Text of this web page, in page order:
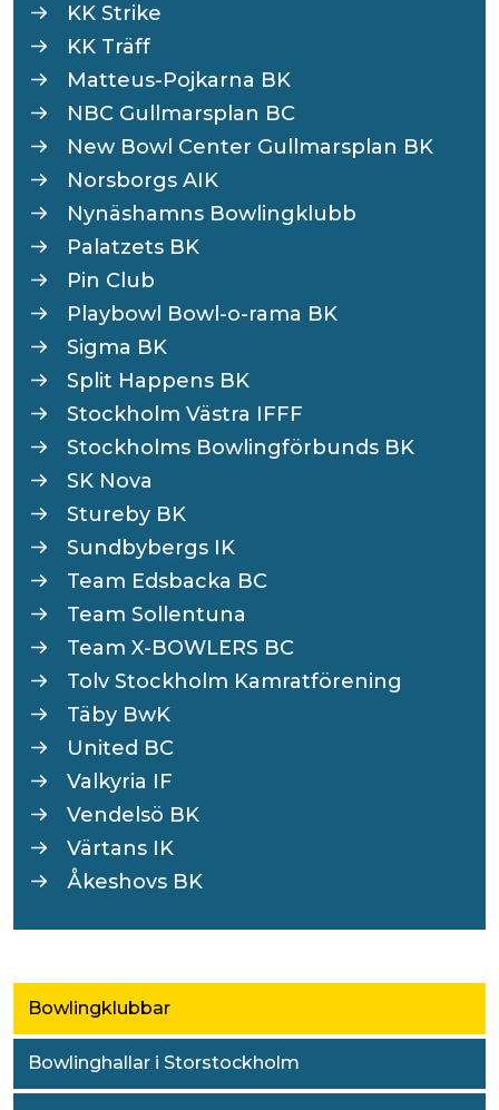
Bowlingklubbar
Bowlinghallar i Storstockholm
KK Strike
KK Träff
Matteus-Pojkarna BK
NBC Gullmarsplan BC
New Bowl Center Gullmarsplan BK
Norsborgs AIK
Nynäshamns Bowlingklubb
Palatzets BK
Pin Club
Playbowl Bowl-o-rama BK
Sigma BK
Split Happens BK
Stockholm Västra IFFF
Stockholms Bowlingförbunds BK
SK Nova
Stureby BK
Sundbybergs IK
Team Edsbacka BC
Team Sollentuna
Team X-BOWLERS BC
Tolv Stockholm Kamratförening
Täby BwK
United BC
Valkyria IF
Vendelsö BK
Värtans IK
Åkeshovs BK